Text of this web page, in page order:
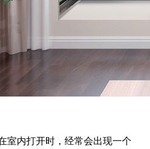
室内打开时，经常会出现一个